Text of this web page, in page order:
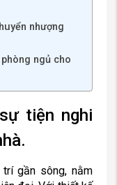
nhượng
ngủ cho
tiện nghi
gần sông, nằm